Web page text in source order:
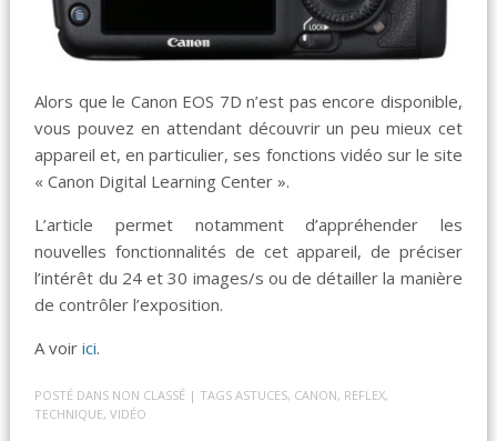
Alors que le Canon EOS 7D n’est pas encore disponible,
vous pouvez en attendant découvrir un peu mieux cet
appareil et, en particulier, ses fonctions vidéo sur le site
« Canon Digital Learning Center ».
L’article permet notamment d’appréhender les
nouvelles fonctionnalités de cet appareil, de préciser
l’intérêt du 24 et 30 images/s ou de détailler la manière
de contrôler l’exposition.
A voirici.
POSTÉ DANS NON CLASSÉ | TAGSASTUCES, CANON, REFLEX,
TECHNIQUE,VIDÉO